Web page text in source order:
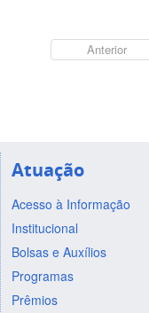
Anterior
Atuação
Acesso à Informação
Institucional
Bolsas e Auxílios
Programas
Prêmios